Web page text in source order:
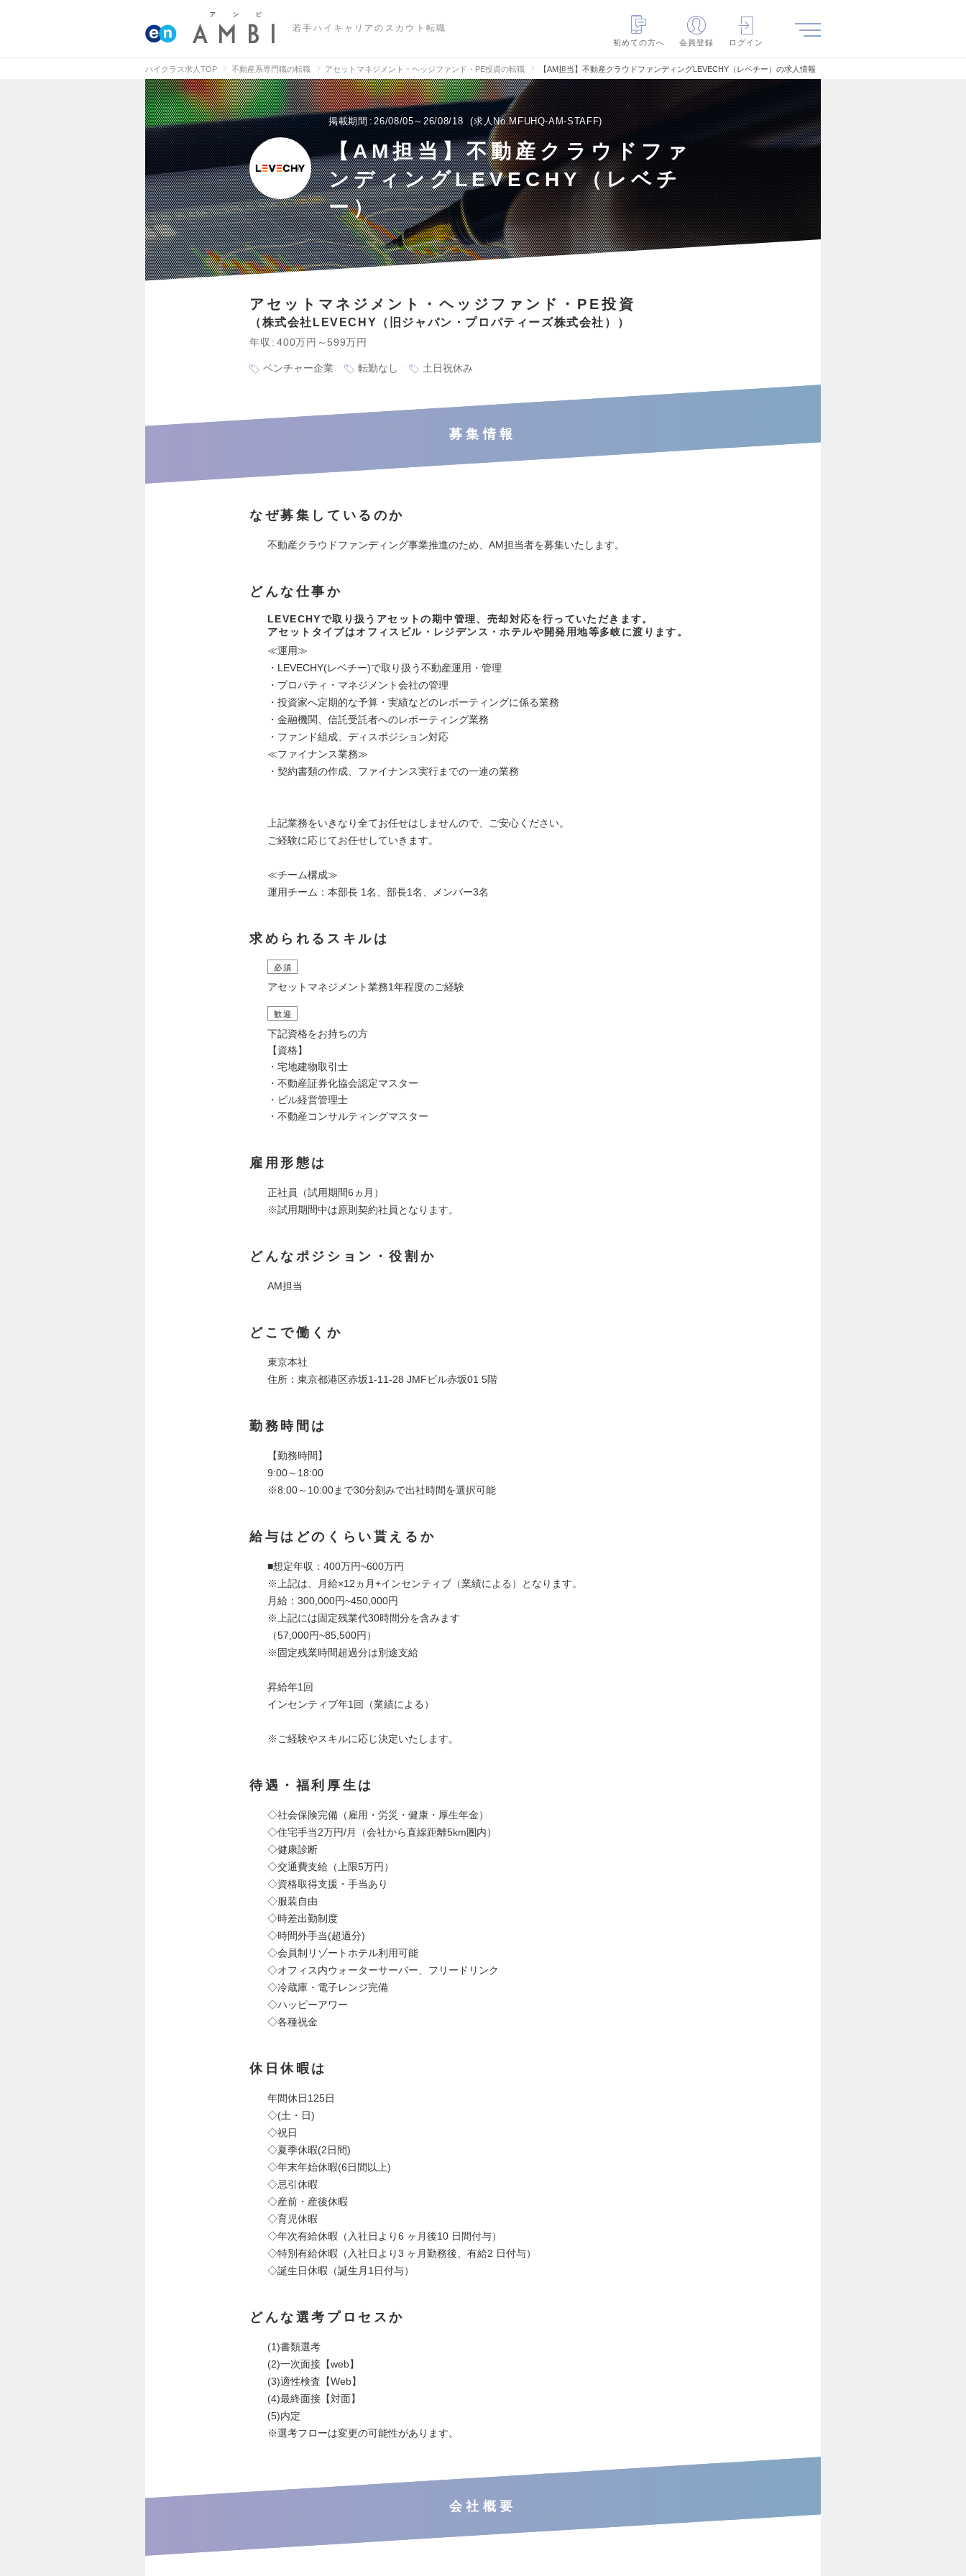
若手ハイキャリアのスカウト転職
初めての方へ
会員登録 ログイン
ハイクラス求人TOP 不動産系専門職の転職 アセットマネジメント・ヘッジファンド・PE投資の転職 【AM担当】不動産クラウドファンディングLEVECHY（レベチー）の求人情報
掲載期間 26/08/05～26/08/18 求人No.MFUHQ-AM-STAFF
【AM担当】不動産クラウドファ
ンディングLEVECHY（レベチ
ー）
アセットマネジメント・ヘッジファンド・PE投資
株式会社LEVECHY（旧ジャパン・プロパティーズ株式会社）
年収 400万円～599万円
ベンチャー企業 転勤なし 土日祝休み
募集情報
なぜ募集しているのか
不動産クラウドファンディング事業推進のため、AM担当者を募集いたします。
どんな仕事か
LEVECHYで取り扱うアセットの期中管理、売却対応を行っていただきます。
アセットタイプはオフィスビル・レジデンス・ホテルや開発用地等多岐に渡ります。
≪運用≫
・LEVECHY(レベチー)で取り扱う不動産運用・管理
・プロパティ・マネジメント会社の管理
・投資家へ定期的な予算・実績などのレポーティングに係る業務
・金融機関、信託受託者へのレポーティング業務
・ファンド組成、ディスポジション対応
≪ファイナンス業務≫
・契約書類の作成、ファイナンス実行までの一連の業務
上記業務をいきなり全てお任せはしませんので、ご安心ください。
ご経験に応じてお任せしていきます。
≪チーム構成≫
運用チーム：本部長 1名、部長1名、メンバー3名
求められるスキルは
必須
アセットマネジメント業務1年程度のご経験
歓迎
下記資格をお持ちの方
【資格】
・宅地建物取引士
・不動産証券化協会認定マスター
・ビル経営管理士
・不動産コンサルティングマスター
雇用形態は
正社員（試用期間6ヵ月）
※試用期間中は原則契約社員となります。
どんなポジション・役割か
AM担当
どこで働くか
東京本社
住所：東京都港区赤坂1-11-28 JMFビル赤坂01 5階
勤務時間は
【勤務時間】
9:00～18:00
※8:00～10:00まで30分刻みで出社時間を選択可能
給与はどのくらい貰えるか
■想定年収：400万円~600万円
※上記は、月給×12ヵ月+インセンティブ（業績による）となります。
月給：300,000円~450,000円
※上記には固定残業代30時間分を含みます
（57,000円~85,500円）
※固定残業時間超過分は別途支給
昇給年1回
インセンティブ年1回（業績による）
※ご経験やスキルに応じ決定いたします。
待遇・福利厚生は
◇社会保険完備（雇用・労災・健康・厚生年金）
◇住宅手当2万円/月（会社から直線距離5km圏内）
◇健康診断
◇交通費支給（上限5万円）
◇資格取得支援・手当あり
◇服装自由
◇時差出勤制度
◇時間外手当(超過分)
◇会員制リゾートホテル利用可能
◇オフィス内ウォーターサーバー、フリードリンク
◇冷蔵庫・電子レンジ完備
◇ハッピーアワー
◇各種祝金
休日休暇は
年間休日125日
◇(土・日)
◇祝日
◇夏季休暇(2日間)
◇年末年始休暇(6日間以上)
◇忌引休暇
◇産前・産後休暇
◇育児休暇
◇年次有給休暇（入社日より6 ヶ月後10 日間付与）
◇特別有給休暇（入社日より3 ヶ月勤務後、有給2 日付与）
◇誕生日休暇（誕生月1日付与）
どんな選考プロセスか
(1)書類選考
(2)一次面接【web】
(3)適性検査【Web】
(4)最終面接【対面】
(5)内定
※選考フローは変更の可能性があります。
会社概要